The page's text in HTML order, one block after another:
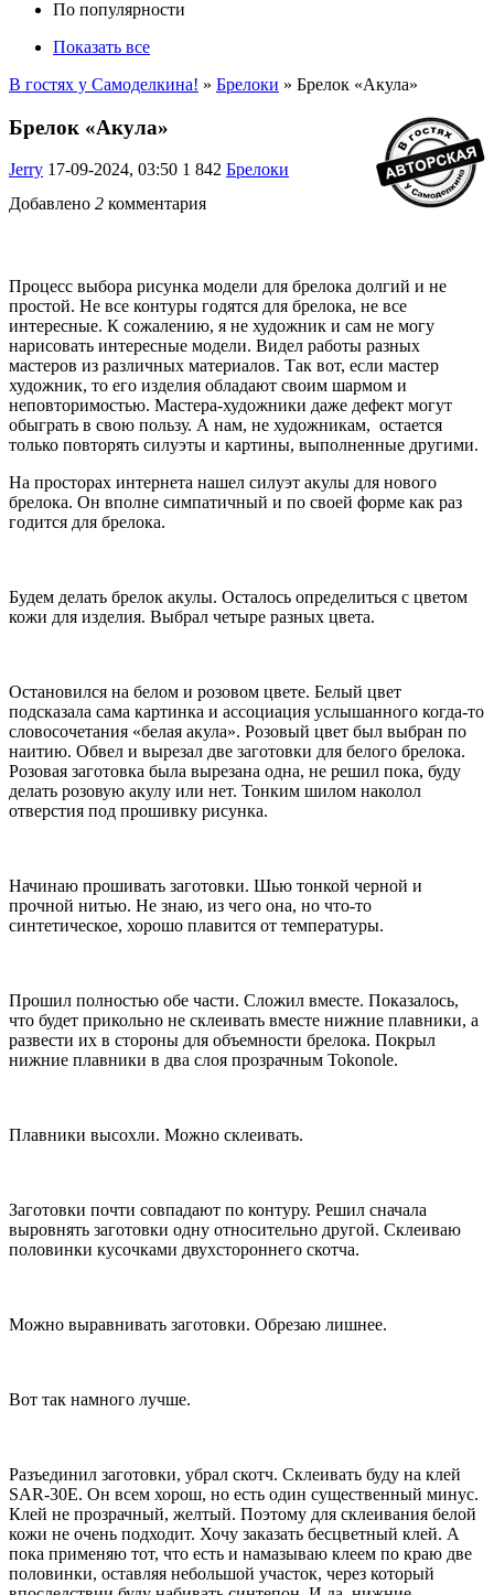
По популярности
Показать все
В гостях у Самоделкина! » Брелоки » Брелок «Акула»
Брелок «Акула»
Jerry 17-09-2024, 03:50 1 842 Брелоки
Добавлено 2 комментария
Процесс выбора рисунка модели для брелока долгий и не
простой. Не все контуры годятся для брелока, не все
интересные. К сожалению, я не художник и сам не могу
нарисовать интересные модели. Видел работы разных
мастеров из различных материалов. Так вот, если мастер
художник, то его изделия обладают своим шармом и
неповторимостью. Мастера-художники даже дефект могут
обыграть в свою пользу. А нам, не художникам, остается
только повторять силуэты и картины, выполненные другими.
На просторах интернета нашел силуэт акулы для нового
брелока. Он вполне симпатичный и по своей форме как раз
годится для брелока.
Будем делать брелок акулы. Осталось определиться с цветом
кожи для изделия. Выбрал четыре разных цвета.
Остановился на белом и розовом цвете. Белый цвет
подсказала сама картинка и ассоциация услышанного когда-то
словосочетания «белая акула». Розовый цвет был выбран по
наитию. Обвел и вырезал две заготовки для белого брелока.
Розовая заготовка была вырезана одна, не решил пока, буду
делать розовую акулу или нет. Тонким шилом наколол
отверстия под прошивку рисунка.
Начинаю прошивать заготовки. Шью тонкой черной и
прочной нитью. Не знаю, из чего она, но что-то
синтетическое, хорошо плавится от температуры.
Прошил полностью обе части. Сложил вместе. Показалось,
что будет прикольно не склеивать вместе нижние плавники, а
развести их в стороны для объемности брелока. Покрыл
нижние плавники в два слоя прозрачным Tokonole.
Плавники высохли. Можно склеивать.
Заготовки почти совпадают по контуру. Решил сначала
выровнять заготовки одну относительно другой. Склеиваю
половинки кусочками двухстороннего скотча.
Можно выравнивать заготовки. Обрезаю лишнее.
Вот так намного лучше.
Разъединил заготовки, убрал скотч. Склеивать буду на клей
SAR-30E. Он всем хорош, но есть один существенный минус.
Клей не прозрачный, желтый. Поэтому для склеивания белой
кожи не очень подходит. Хочу заказать бесцветный клей. А
пока применяю тот, что есть и намазываю клеем по краю две
половинки, оставляя небольшой участок, через который